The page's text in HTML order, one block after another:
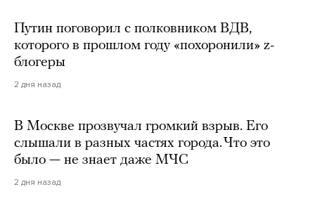
Путин поговорил с полковником ВДВ,
которого в прошлом году «похоронили» z-
блогеры
2 дня назад
В Москве прозвучал громкий взрыв. Его
слышали в разных частях города. Что это
было — не знает даже МЧС
2 дня назад